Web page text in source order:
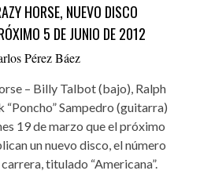
HORSE, NUEVO DISCO
5 DE JUNIO DE 2012
Pérez Báez
– Billy Talbot (bajo), Ralph
Sampedro (guitarra)
19 de marzo que el próximo
un nuevo disco, el número
titulado “Americana”.